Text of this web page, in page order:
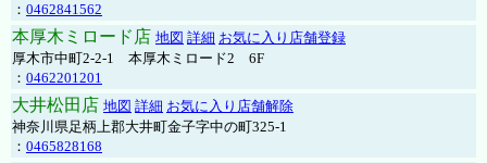
： 0462841562
本厚木ミロード店 地図 詳細 お気に入り店舗登録
厚木市中町2-2-1 本厚木ミロード2 6F
： 0462201201
大井松田店 地図 詳細 お気に入り店舗解除
神奈川県足柄上郡大井町金子字中の町325-1
： 0465828168